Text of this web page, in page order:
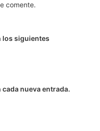
comente.
los siguientes
nueva entrada.